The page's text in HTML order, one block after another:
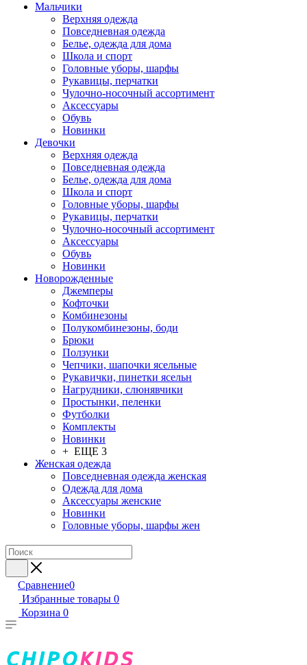
Мальчики
Верхняя одежда
Повседневная одежда
Белье, одежда для дома
Школа и спорт
Головные уборы, шарфы
Рукавицы, перчатки
Чулочно-носочный ассортимент
Аксессуары
Обувь
Новинки
Девочки
Верхняя одежда
Повседневная одежда
Белье, одежда для дома
Школа и спорт
Головные уборы, шарфы
Рукавицы, перчатки
Чулочно-носочный ассортимент
Аксессуары
Обувь
Новинки
Новорожденные
Джемперы
Кофточки
Комбинезоны
Полукомбинезоны, боди
Брюки
Ползунки
Чепчики, шапочки ясельные
Рукавички, пинетки ясельн
Нагрудники, слюнявчики
Простынки, пеленки
Футболки
Комплекты
Новинки
+ ЕЩЕ 3
Женская одежда
Повседневная одежда женская
Одежда для дома
Аксессуары женские
Новинки
Головные уборы, шарфы жен
Сравнение0
Избранные товары 0
Корзина 0